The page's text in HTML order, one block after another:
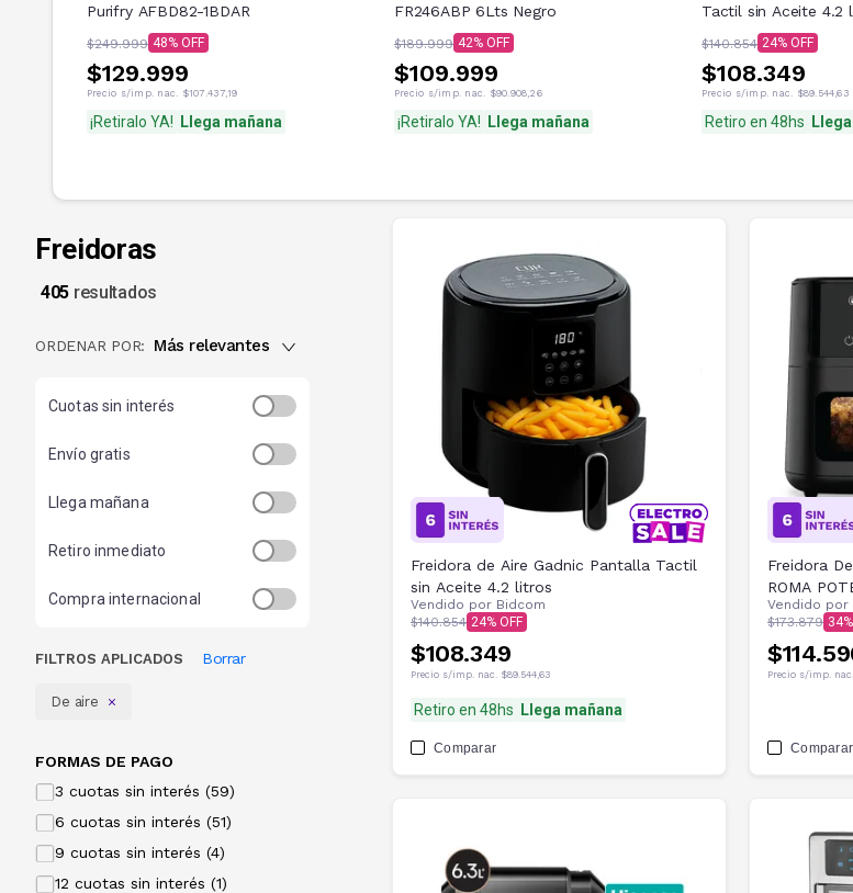
Purifry AFBD82-1BDAR
$249.999 48
$129.999
Precio s/imp. nac. $107.437,19
¡Retiralo YA! Llega mañana
FR246ABP 6Lts Negro
$189.999 42
$109.999
Precio s/imp. nac. $90.908,26
¡Retiralo YA! Llega mañana
Tactil sin Aceite 4.2
$140.854 24
$108.349
Precio s/imp. nac. $89.544,63
Retiro en 48hs
Freidoras
405 resultados
ORDENAR POR: Más relevantes
Cuotas sin interés
Envío gratis
Llega mañana
Retiro inmediato
Compra internacional
FILTROS APLICADOS Borrar
De aire
FORMAS DE PAGO
3 cuotas sin interés (59)
6 cuotas sin interés (51)
9 cuotas sin interés (4)
12 cuotas sin interés (1)
Freidora de Aire Gadnic Pantalla Tactil
sin Aceite 4.2 litros
Vendido por Bidcom
$140.854 24
$108.349
Precio s/imp. nac. $89.544,63
Retiro en 48hs Llega mañana
Comparar
Freidora
ROMA
Vendido por
$173.879 34
Precio s/imp. nac.
Comparar